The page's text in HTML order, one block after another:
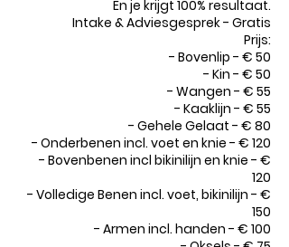
En je krijgt 100% resultaat.
Intake & Adviesgesprek - Gratis​
Prijs:
- Bovenlip - € 50
​- Kin - € 50
- Wangen - € 55
- Kaaklijn - € 55
- Gehele Gelaat - € 80
- Onderbenen incl. voet en knie - € 120
- Bovenbenen incl bikinilijn en knie - €
120
- Volledige Benen incl. voet, bikinilijn - €
150
- Armen incl. handen - € 100